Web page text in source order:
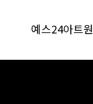
예스24아트원